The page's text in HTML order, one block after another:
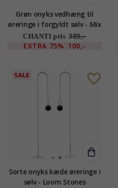
Grøn onyks vedhæng til
øreringe i forgyldt sølv - Mix
& Match
CHANTI pris 385,-
EXTRA 75% 100,-
SALE
Sorte onyks kæde øreringe i
sølv - Loom Stones